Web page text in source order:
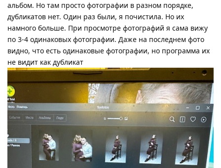
альбом. Но там просто фотографии в разном порядке,
дубликатов нет. Один раз были, я почистила. Но их
намного больше. При просмотре фотографий я сама вижу
по 3-4 одинаковых фотографии. Даже на последнем фото
видно, что есть одинаковые фотографии, но программа их
не видит как дубликат